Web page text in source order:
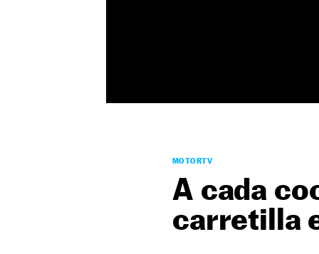
MOTORTV
A cada
carretilla